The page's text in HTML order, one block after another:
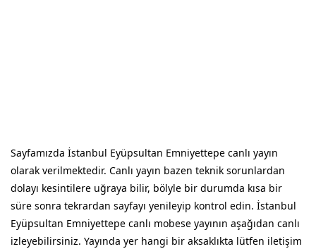
Sayfamızda İstanbul Eyüpsultan Emniyettepe canlı yayın
olarak verilmektedir. Canlı yayın bazen teknik sorunlardan
dolayı kesintilere uğraya bilir, bölyle bir durumda kısa bir
süre sonra tekrardan sayfayı yenileyip kontrol edin. İstanbul
Eyüpsultan Emniyettepe canlı mobese yayının aşağıdan canlı
izleyebilirsiniz. Yayında yer hangi bir aksaklıkta lütfen iletişim